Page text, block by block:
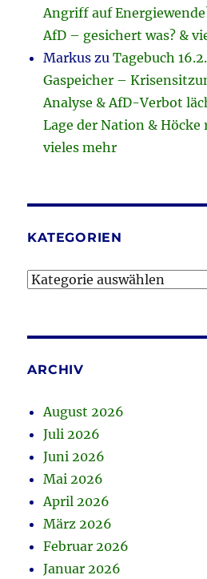
Angriff auf
AfD – gesichert was? &
Markus zuTagebuch
Gaspeicher –
Analyse & AfD-Verbot
Lage der Nation & Höcke
vieles mehr
KATEGORIEN
Kategorien
ARCHIV
August 2026
Juli 2026
Juni 2026
Mai 2026
April 2026
März 2026
Februar 2026
Januar 2026